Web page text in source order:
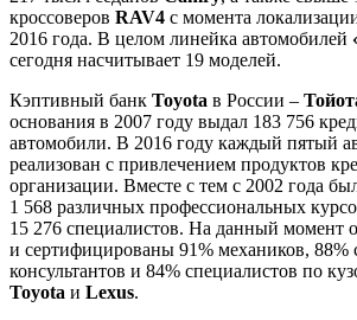
кроссоверов RAV4 с момента
2016 года. В целом линейка автомобилей
сегодня насчитывает 19 моделей.
Кэптивный банк Toyota в России –
основания в 2007 году выдал 183 756
автомобили. В 2016 году каждый пятый
реализован с привлечением продуктов
организации. Вместе с тем с 2002 года
1 568 различных профессиональных
15 276 специалистов. На данный момент
и сертифицированы 91% механиков, 88%
консультантов и 84% специалистов по
Toyota и Lexus.